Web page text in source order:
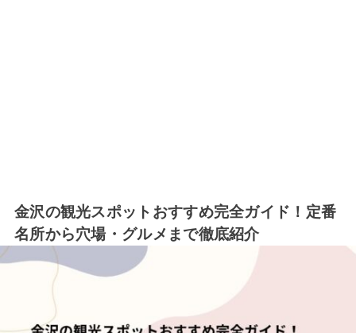
金沢の観光スポットおすすめ完全ガイド！定番
名所から穴場・グルメまで徹底紹介